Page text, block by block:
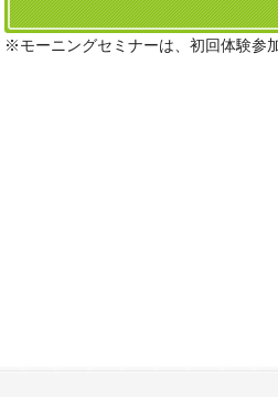
※モーニングセミナーは、初回体験参